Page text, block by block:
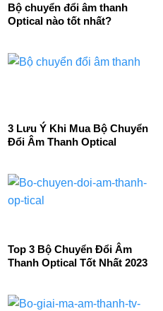
Bộ chuyển đổi âm thanh
Optical nào tốt nhất?
3 Lưu Ý Khi Mua Bộ Chuyển
Đổi Âm Thanh Optical
Top 3 Bộ Chuyển Đổi Âm
Thanh Optical Tốt Nhất 2023